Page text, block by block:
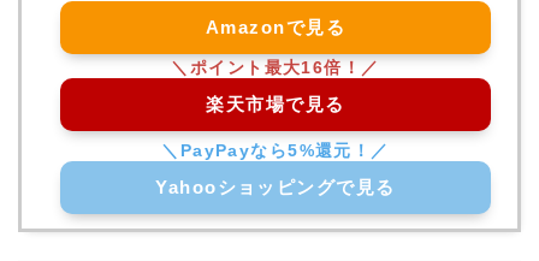
Amazonで見る
楽天市場で見る
Yahooショッピングで見る